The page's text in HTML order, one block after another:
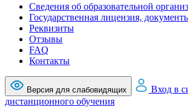
Сведения об образовательной
Государственная лицензия,
Реквизиты
Отзывы
FAQ
Контакты
Версия для слабовидящих
Вход в
дистанционного обучения